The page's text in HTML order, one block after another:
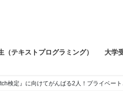
（テキストプログラミング） 大学
検定』に向けてがんばる2人！プライベー